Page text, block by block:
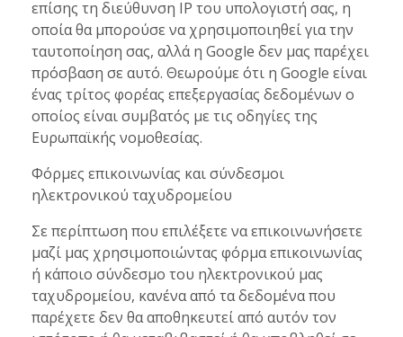
επίσης τη διεύθυνση IP του υπολογιστή σας, η
οποία θα μπορούσε να χρησιμοποιηθεί για την
ταυτοποίηση σας, αλλά η Google δεν μας παρέχει
πρόσβαση σε αυτό. Θεωρούμε ότι η Google είναι
ένας τρίτος φορέας επεξεργασίας δεδομένων ο
οποίος είναι συμβατός με τις οδηγίες της
Ευρωπαϊκής νομοθεσίας.
Φόρμες επικοινωνίας και σύνδεσμοι
ηλεκτρονικού ταχυδρομείου
Σε περίπτωση που επιλέξετε να επικοινωνήσετε
μαζί μας χρησιμοποιώντας φόρμα επικοινωνίας
ή κάποιο σύνδεσμο του ηλεκτρονικού μας
ταχυδρομείου, κανένα από τα δεδομένα που
παρέχετε δεν θα αποθηκευτεί από αυτόν τον